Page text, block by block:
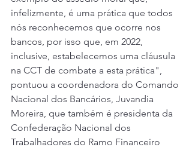
infelizmente, é uma prática que todos
nós reconhecemos que ocorre nos
bancos, por isso que, em 2022,
inclusive, estabelecemos uma cláusula
na CCT de combate a esta prática",
pontuou a coordenadora do Comando
Nacional dos Bancários, Juvandia
Moreira, que também é presidenta da
Confederação Nacional dos
Trabalhadores do Ramo Financeiro